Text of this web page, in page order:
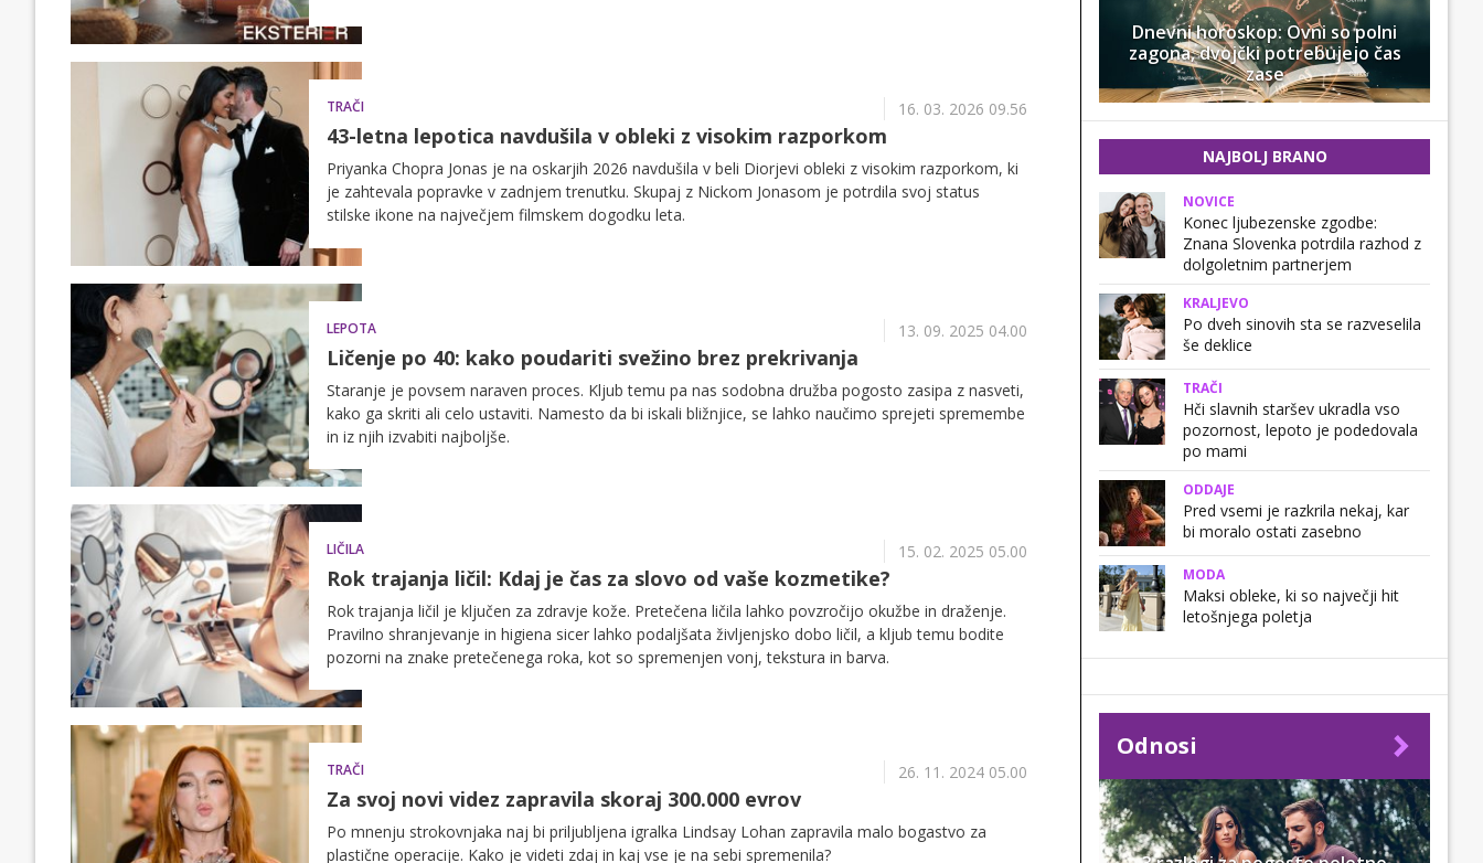
TRAČI 16. 03. 2026 09.56
43-letna lepotica navdušila v obleki z visokim razporkom
Priyanka Chopra Jonas je na oskarjih 2026 navdušila v beli Diorjevi obleki z visokim razporkom, ki
je zahtevala popravke v zadnjem trenutku. Skupaj z Nickom Jonasom je potrdila svoj status
stilske ikone na največjem filmskem dogodku leta.
LEPOTA 13. 09. 2025 04.00
Ličenje po 40: kako poudariti svežino brez prekrivanja
Staranje je povsem naraven proces. Kljub temu pa nas sodobna družba pogosto zasipa z nasveti,
kako ga skriti ali celo ustaviti. Namesto da bi iskali bližnjice, se lahko naučimo sprejeti spremembe
in iz njih izvabiti najboljše.
LIČILA 15. 02. 2025 05.00
Rok trajanja ličil: Kdaj je čas za slovo od vaše kozmetike?
Rok trajanja ličil je ključen za zdravje kože. Pretečena ličila lahko povzročijo okužbe in draženje.
Pravilno shranjevanje in higiena sicer lahko podaljšata življenjsko dobo ličil, a kljub temu bodite
pozorni na znake pretečenega roka, kot so spremenjen vonj, tekstura in barva.
TRAČI 26. 11. 2024 05.00
Za svoj novi videz zapravila skoraj 300.000 evrov
Po mnenju strokovnjaka naj bi priljubljena igralka Lindsay Lohan zapravila malo bogastvo za
plastične operacije. Kako je videti zdaj in kaj vse je na sebi spremenila?
Dnevni horoskop: Ovni so polni
zagona, dvojčki potrebujejo čas
zase
NAJBOLJ BRANO
NOVICE
Konec ljubezenske zgodbe:
Znana Slovenka potrdila razhod z
dolgoletnim partnerjem
KRALJEVO
Po dveh sinovih sta se razveselila
še deklice
TRAČI
Hči slavnih staršev ukradla vso
pozornost, lepoto je podedovala
po mami
ODDAJE
Pred vsemi je razkrila nekaj, kar
bi moralo ostati zasebno
MODA
Maksi obleke, ki so največji hit
letošnjega poletja
Odnosi